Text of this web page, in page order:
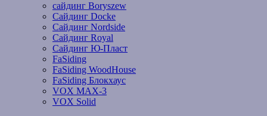
сайдинг Boryszew
Сайдинг Docke
Сайдинг Nordside
Сайдинг Royal
Сайдинг Ю-Пласт
FaSiding
FaSiding WoodHouse
FaSiding Блокхаус
VOX MAX-3
VOX Solid